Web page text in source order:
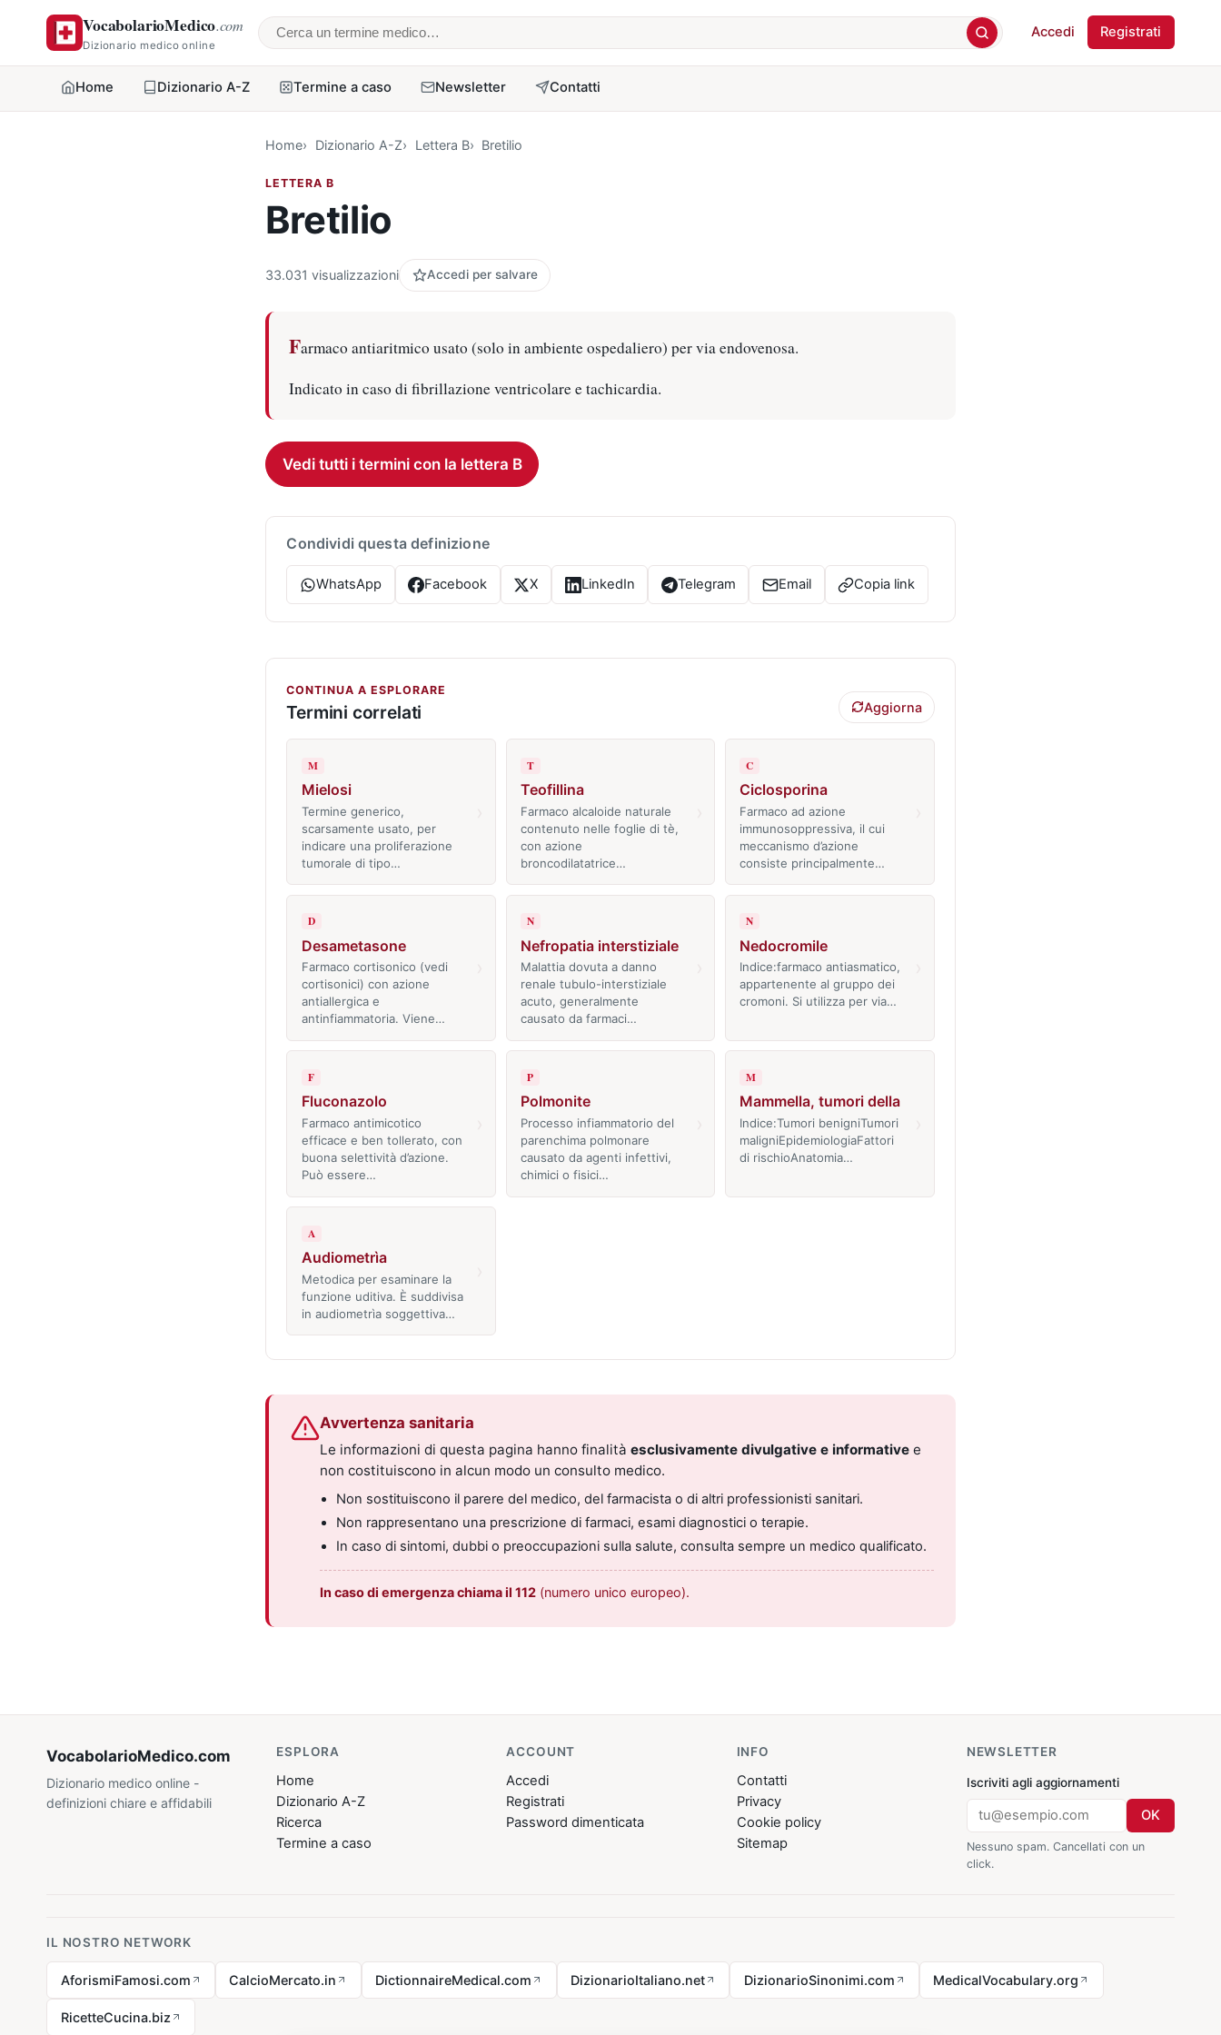
VocabolarioMedico.com
Dizionario medico online Cerca un termine medico
Accedi Registrati
Home Dizionario A-Z Termine a caso Newsletter Contatti
Home Dizionario A-Z Lettera B Bretilio
LETTERA B
Bretilio
33.031 visualizzazioni Accedi per salvare
Farmaco antiaritmico usato (solo in ambiente ospedaliero) per via endovenosa.
Indicato in caso di fibrillazione ventricolare e tachicardia.
Vedi tutti i termini con la lettera B
Condividi questa definizione
WhatsApp Facebook X LinkedIn Telegram Email Copia link
CONTINUA A ESPLORARE
Termini correlati Aggiorna
M
Mielosi
Termine generico,
scarsamente usato, per
indicare una proliferazione
tumorale di tipo…
T
Teofillina
Farmaco alcaloide naturale
contenuto nelle foglie di tè,
con azione
broncodilatatrice…
C
Ciclosporina
Farmaco ad azione
immunosoppressiva, il cui
meccanismo d’azione
consiste principalmente…
D
Desametasone
Farmaco cortisonico (vedi
cortisonici) con azione
antiallergica e
antinfiammatoria. Viene…
N
Nefropatia interstiziale
Malattia dovuta a danno
renale tubulo-interstiziale
acuto, generalmente
causato da farmaci…
N
Nedocromile
Indice:farmaco antiasmatico,
appartenente al gruppo dei
cromoni. Si utilizza per via…
F
Fluconazolo
Farmaco antimicotico
efficace e ben tollerato, con
buona selettività d’azione.
Può essere…
P
Polmonite
Processo infiammatorio del
parenchima polmonare
causato da agenti infettivi,
chimici o fisici…
M
Mammella, tumori della
Indice:Tumori benigniTumori
maligniEpidemiologiaFattori
di rischioAnatomia…
A
Audiometrìa
Metodica per esaminare la
funzione uditiva. È suddivisa
in audiometrìa soggettiva…
Avvertenza sanitaria
Le informazioni di questa pagina hanno finalità esclusivamente divulgative e informative e
non costituiscono in alcun modo un consulto medico.
Non sostituiscono il parere del medico, del farmacista o di altri professionisti sanitari.
Non rappresentano una prescrizione di farmaci, esami diagnostici o terapie.
In caso di sintomi, dubbi o preoccupazioni sulla salute, consulta sempre un medico qualificato.
In caso di emergenza chiama il 112 (numero unico europeo).
VocabolarioMedico.com
Dizionario medico online -
definizioni chiare e affidabili
ESPLORA
Home
Dizionario A-Z
Ricerca
Termine a caso
ACCOUNT
Accedi
Registrati
Password dimenticata
INFO
Contatti
Privacy
Cookie policy
Sitemap
NEWSLETTER
Iscriviti agli aggiornamenti
OK
Nessuno spam. Cancellati con un
click.
IL NOSTRO NETWORK
AforismiFamosi.com CalcioMercato.in DictionnaireMedical.com DizionarioItaliano.net DizionarioSinonimi.com MedicalVocabulary.org
RicetteCucina.biz